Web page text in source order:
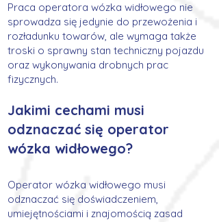
Praca operatora wózka widłowego nie
sprowadza się jedynie do przewożenia i
rozładunku towarów, ale wymaga także
troski o sprawny stan techniczny pojazdu
oraz wykonywania drobnych prac
fizycznych.
Jakimi cechami musi
odznaczać się operator
wózka widłowego?
Operator wózka widłowego musi
odznaczać się doświadczeniem,
umiejętnościami i znajomością zasad